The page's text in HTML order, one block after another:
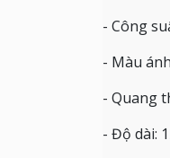
- Công
- Màu
- Quang
- Độ dài: